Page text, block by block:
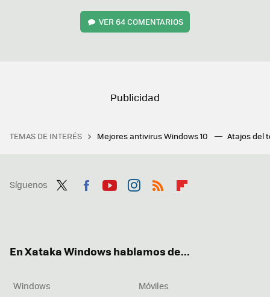
VER64 COMENTARIOS
TEMAS DE INTERÉS Mejores antivirus Windows 10 Atajos del
Síguenos
En Xataka Windows hablamos de...
Windows
Móviles